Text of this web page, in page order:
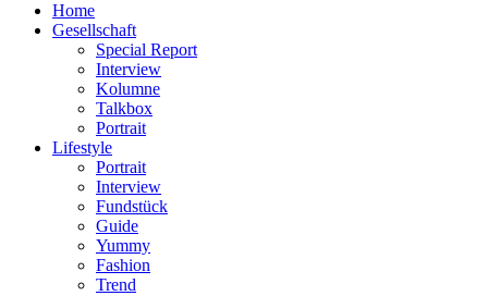
Home
Gesellschaft
Special Report
Interview
Kolumne
Talkbox
Portrait
Lifestyle
Portrait
Interview
Fundstück
Guide
Yummy
Fashion
Trend